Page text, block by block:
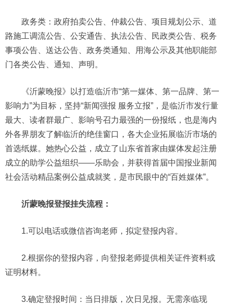
政务类：政府拍卖公告、仲裁公告、项目规划公示、道
路施工调流公告、公安通告、执法公告、民政类公告、税务
事项公告、送达公告、政务类通知、用海公示及其他职能部
门各类公告、通知、声明。
《沂蒙晚报》以打造临沂市“第一媒体、第一品牌、第一
影响力”为目标，坚持“新闻强报 服务立报”，是临沂市发行量
最大、读者群最广、影响号召力最强的一份报纸，也是海内
外各界朋友了解临沂的绝佳窗口，各大企业拓展临沂市场的
首选纸媒。她热心公益，成立了山东省首家由媒体发起注册
成立的助学公益组织——乐助会，并获得首届中国报业新闻
社会活动精品案例公益成就奖，是市民眼中的“百姓媒体”。
沂蒙晚报登报挂失流程：
1.可以电话或微信咨询老师，拟定登报内容。
2.根据你的登报内容，向登报老师提供相关证件资料或
证明材料。
3.确定登报时间：当日排版，次日见报。无需亲临现